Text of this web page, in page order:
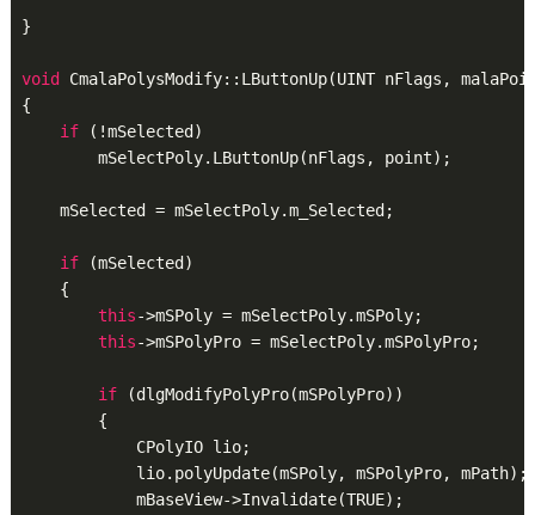
}
void
CmalaPolysModify::LButtonUp(UINT nFlags,
{
if (!mSelected)
        mSelectPoly.LButtonUp(nFlags, point);
    mSelected = mSelectPoly.m_Selected;
if (mSelected)
    {
this->mSPoly = mSelectPoly.mSPoly;
this->mSPolyPro = mSelectPoly.mSPolyPro;
if (dlgModifyPolyPro(mSPolyPro))
        {
            CPolyIO lio;
            lio.polyUpdate(mSPoly, mSPolyPro, mPath);
            mBaseView->Invalidate(TRUE);